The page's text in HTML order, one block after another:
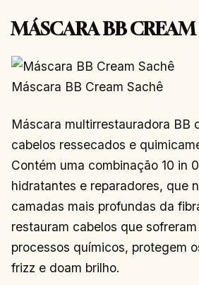
MÁSCARA BB CREAM
Máscara BB Cream Sachê
Máscara multirrestauradora BB
cabelos ressecados e
Contém uma combinação 10 in
hidratantes e reparadores, que
camadas mais profundas da
restauram cabelos que
processos químicos, protegem
frizz e doam brilho.